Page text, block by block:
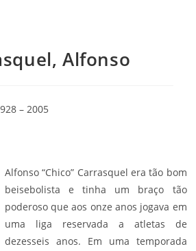
Alfonso
– 2005
Alfonso “Chico” Carrasquel era tão bom
beisebolista e tinha um braço tão
poderoso que aos onze anos jogava em
uma liga reservada a atletas de
dezesseis anos. Em uma temporada